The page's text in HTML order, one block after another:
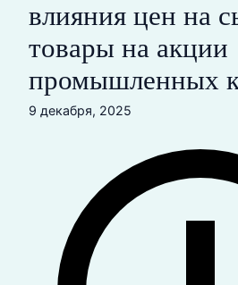
влияния цен на
товары на акции
промышленных
9 декабря, 2025